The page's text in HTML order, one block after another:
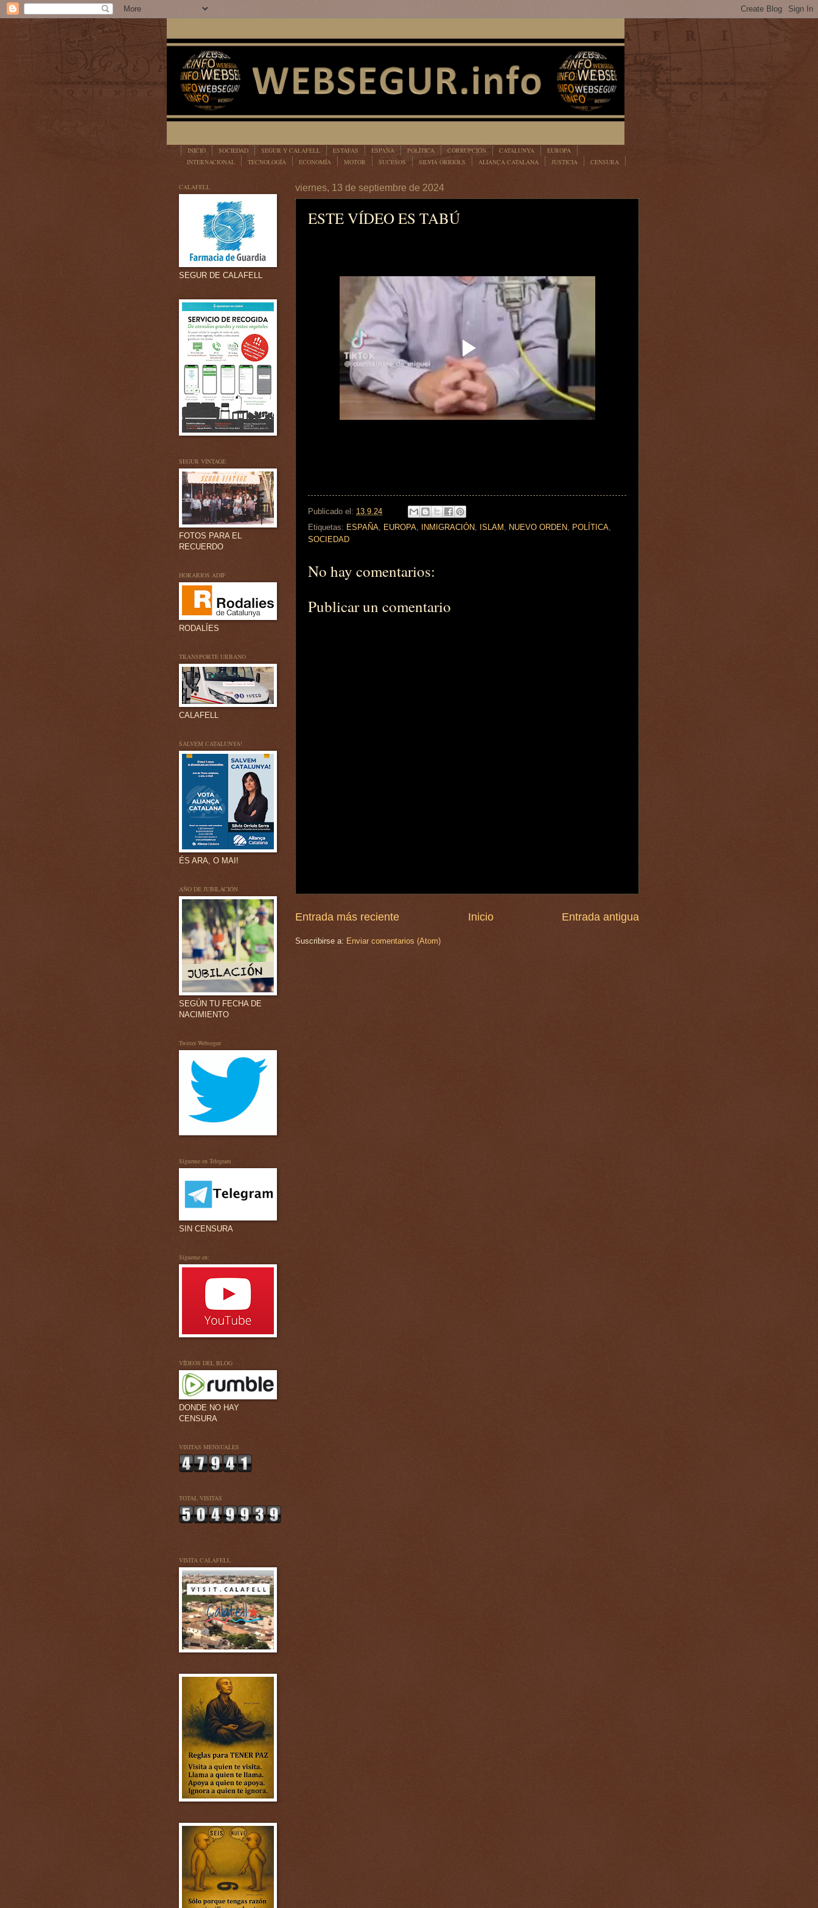
INICIO SOCIEDAD SEGUR Y CALAFELL ESTAFAS ESPAÑA POLÍTICA CORRUPCIÓN CATALUNYA
EUROPA
INTERNACIONAL
TECNOLOGÍA ECONOMÍA MOTOR SUCESOS SILVIA ORRIOLS ALIANÇA CATALANA JUSTICIA
CENSURA
viernes, 13 de septiembre de 2024
ESTE VÍDEO ES TABÚ
Publicado el: 13.9.24
Etiquetas: ESPAÑA, EUROPA, INMIGRACIÓN, ISLAM , NUEVO ORDEN, POLÍTICA,
SOCIEDAD
No hay comentarios:
Publicar un comentario
Entrada más reciente Entrada antigua
Inicio
Suscribirse a: Enviar comentarios (Atom)
CALAFELL
SEGUR DE CALAFELL
SEGUR VINTAGE
FOTOS PARA EL
RECUERDO
HORARIOS ADIF
RODALÍES
TRANSPORTE URBANO
CALAFELL
SALVEM CATALUNYA!
ÉS ARA, O MAI!
AÑO DE JUBILACIÓN
SEGÚN TU FECHA DE
NACIMIENTO
Twitter Websegur
Sígueme en Telegram
SIN CENSURA
Sígueme en:
VÍDEOS DEL BLOG
DONDE NO HAY
CENSURA
VISITAS MENSUALES
TOTAL VISITAS
VISITA CALAFELL